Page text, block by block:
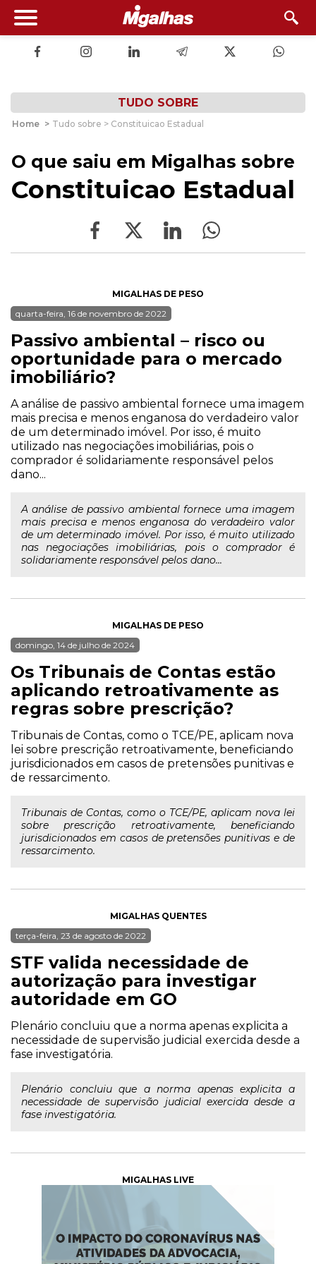
TUDO SOBRE
Home > Tudo sobre > Constituicao Estadual
O que saiu em Migalhas sobre
Constituicao Estadual
MIGALHAS DE PESO
quarta-feira, 16 de novembro de 2022
Passivo ambiental – risco ou
oportunidade para o mercado
imobiliário?
A análise de passivo ambiental fornece uma imagem
mais precisa e menos enganosa do verdadeiro valor
de um determinado imóvel. Por isso, é muito
utilizado nas negociações imobiliárias, pois o
comprador é solidariamente responsável pelos
dano...
A análise de passivo ambiental fornece uma imagem
mais precisa e menos enganosa do verdadeiro valor
de um determinado imóvel. Por isso, é muito utilizado
nas negociações imobiliárias, pois o comprador é
solidariamente responsável pelos dano...
MIGALHAS DE PESO
domingo, 14 de julho de 2024
Os Tribunais de Contas estão
aplicando retroativamente as
regras sobre prescrição?
Tribunais de Contas, como o TCE/PE, aplicam nova
lei sobre prescrição retroativamente, beneficiando
jurisdicionados em casos de pretensões punitivas e
de ressarcimento.
Tribunais de Contas, como o TCE/PE, aplicam nova lei
sobre prescrição retroativamente, beneficiando
jurisdicionados em casos de pretensões punitivas e de
ressarcimento.
MIGALHAS QUENTES
terça-feira, 23 de agosto de 2022
STF valida necessidade de
autorização para investigar
autoridade em GO
Plenário concluiu que a norma apenas explicita a
necessidade de supervisão judicial exercida desde a
fase investigatória.
Plenário concluiu que a norma apenas explicita a
necessidade de supervisão judicial exercida desde a
fase investigatória.
MIGALHAS LIVE